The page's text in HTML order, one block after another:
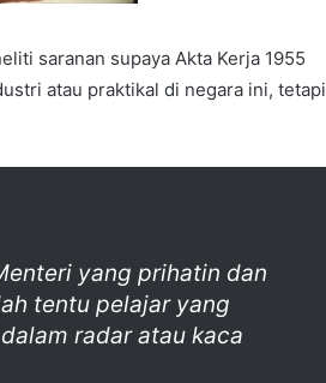
saranan supaya Akta Kerja 1955
atau praktikal di negara ini, tetapi
yang prihatin dan
tentu pelajar yang
radar atau kaca